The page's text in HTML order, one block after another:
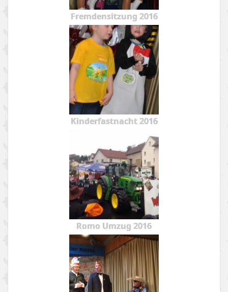
Fremdensitzung 2016
Kinderfastnacht 2016
Romo Umzug 2016